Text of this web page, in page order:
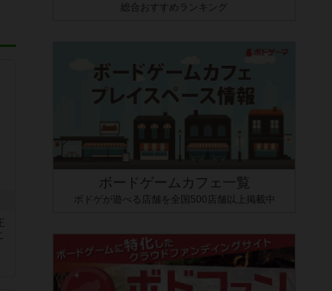
総合おすすめランキング
ボードゲームカフェ一覧
ボドゲが遊べる店舗を全国500店舗以上掲載中